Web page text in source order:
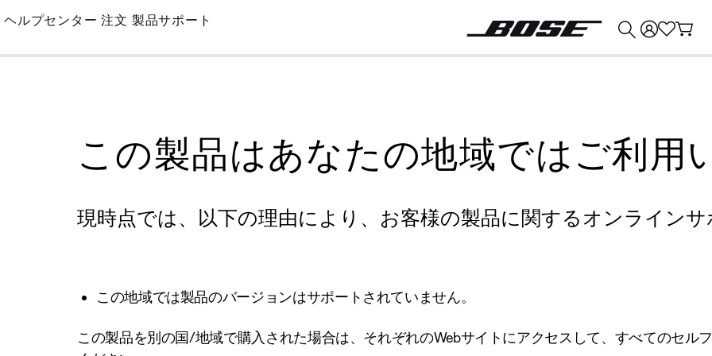
Skip
Main
ヘルプセンター 注文 製品サポート
この製品はあなたの地域ではご利用
現時点では、以下の理由により、お客様の製品に関するオンライン
この地域では製品のバージョンはサポートされていません。
この製品を別の国/地域で購入された場合は、それぞれのWebサイトにアクセスして、すべてのセル